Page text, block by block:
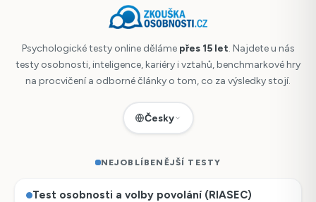
Psychologické testy online děláme přes 15 let. Najdete u nás
testy osobnosti, inteligence, kariéry i vztahů, benchmarkové hry
na procvičení a odborné články o tom, co za výsledky stojí.
Česky
NEJOBLÍBENĚJŠÍ TESTY
Test osobnosti a volby povolání (RIASEC)